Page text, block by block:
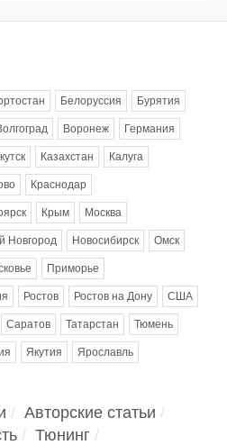
Белоруссия Бурятия
Воронеж Германия
Казахстан Калуга
Краснодар
Крым Москва
Новгород Новосибирск Омск
Приморье
Ростов Ростов на Дону США
Саратов Татарстан Тюмень
Якутия Ярославль
Авторские статьи
Тюнинг